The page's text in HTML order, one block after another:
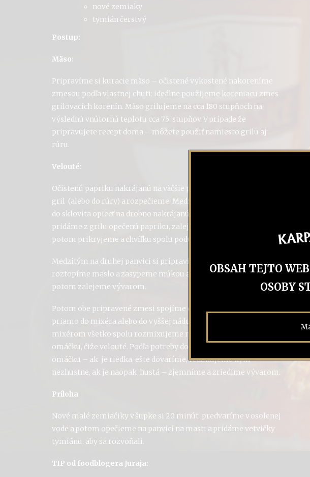
nové zemiaky
tymián čerstvý
Postup:
Mäso:
Pripravíme si kuracie mäso – očistené vykostené nakoreníme
zmesou podľa vlastnej chuti: ideálne použijeme koreniacu zmes
grilovacích korenín. Mäso grilujeme na cca 180 stupňoch na
výslednú vnútornú teplotu cca 75 stupňov. V prípade že
pripravujete recept doma – môžete použiť namiesto grilu aj
rúru.
Velouté:
Očistenú papriku nakrájanú na väčšie plátky dáme na rozohriaty
gril (alebo do rúry) a rozpečieme. Medzitým na panvici necháme
do sklovita opiecť na drobno nakrájanú cibuľu, ku ktorej potom
pridáme z grilu opečenú papriku, zalejeme Karpatským KB,
potom prikryjeme a chvíľku spolu podusíme.
Medzitým na druhej panvici si pripravíme maslovú zápražku –
roztopíme maslo a zasypeme múkou a dobre rozmiešame,
potom zalejeme vývarom.
Potom obe pripravené zmesi spojíme do jednej nádoby – buď
priamo do mixéra alebo do vyššej nádoby a následne s ponorným
mixérom všetko spolu rozmixujeme na lahodnú maslovú
omáčku, čiže velouté. Podľa potreby doladíme na jemnú maslovú
omáčku – ak je riedka, ešte dovaríme, redukujeme kým
nezhustne, ak je naopak hustá – zjemníme a zriedime vývarom.
Príloha
Nové malé zemiačiky v šupke si 20 minút predvaríme v osolenej
vode a potom opečieme na panvici na masti a pridáme vetvičky
tymiánu, aby sa rozvoňali.
TIP od foodblogera Juraja:
OBSAH TEJTO
OSOBY